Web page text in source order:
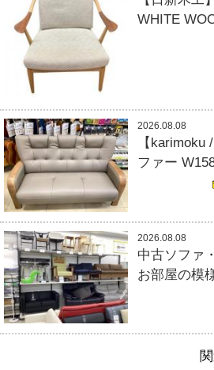
WHITE
2026.08.08
【karimoku
ファー
2026.08.08
中古ソファ
お部屋の模